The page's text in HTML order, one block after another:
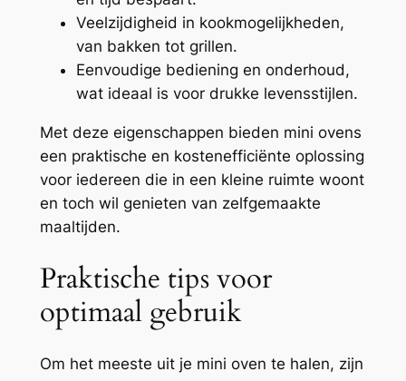
Veelzijdigheid in kookmogelijkheden,
van bakken tot grillen.
Eenvoudige bediening en onderhoud,
wat ideaal is voor drukke levensstijlen.
Met deze eigenschappen bieden mini ovens
een praktische en kostenefficiënte oplossing
voor iedereen die in een kleine ruimte woont
en toch wil genieten van zelfgemaakte
maaltijden.
Praktische tips voor
optimaal gebruik
Om het meeste uit je mini oven te halen, zijn